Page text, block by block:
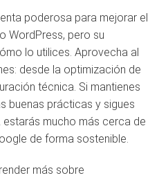
poderosa para mejorar el
WordPress, pero su
lo utilices. Aprovecha al
desde la optimización de
técnica. Si mantienes
buenas prácticas y sigues
estarás mucho más cerca de
de forma sostenible.
más sobre